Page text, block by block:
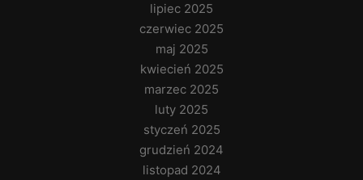
lipiec 2025
czerwiec 2025
maj 2025
kwiecień 2025
marzec 2025
luty 2025
styczeń 2025
grudzień 2024
listopad 2024